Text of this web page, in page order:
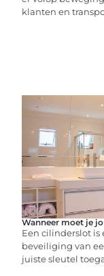
klanten en
Wanneer moet je
Een cilinderslot
beveiliging van
juiste sleutel